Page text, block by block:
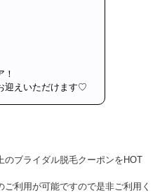
！
迎えいただけます♡
のブライダル脱毛クーポンをHOT
利用が可能ですので是非ご利用く